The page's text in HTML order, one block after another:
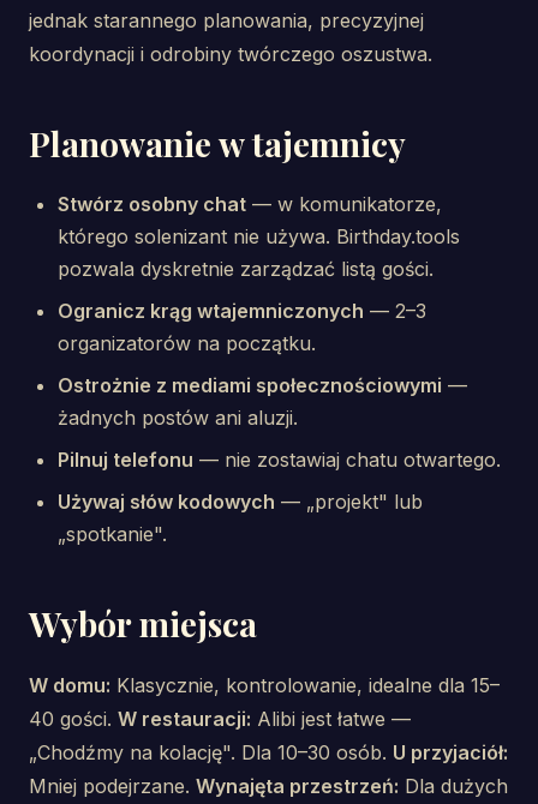
jednak starannego planowania, precyzyjnej
koordynacji i odrobiny twórczego oszustwa.
Planowanie w tajemnicy
Stwórz osobny chat — w komunikatorze,
którego solenizant nie używa. Birthday.tools
pozwala dyskretnie zarządzać listą gości.
Ogranicz krąg wtajemniczonych — 2–3
organizatorów na początku.
Ostrożnie z mediami społecznościowymi —
żadnych postów ani aluzji.
Pilnuj telefonu — nie zostawiaj chatu otwartego.
Używaj słów kodowych — „projekt" lub
„spotkanie".
Wybór miejsca
W domu: Klasycznie, kontrolowanie, idealne dla 15–
40 gości. W restauracji: Alibi jest łatwe —
„Chodźmy na kolację". Dla 10–30 osób. U przyjaciół:
Mniej podejrzane. Wynajęta przestrzeń: Dla dużych